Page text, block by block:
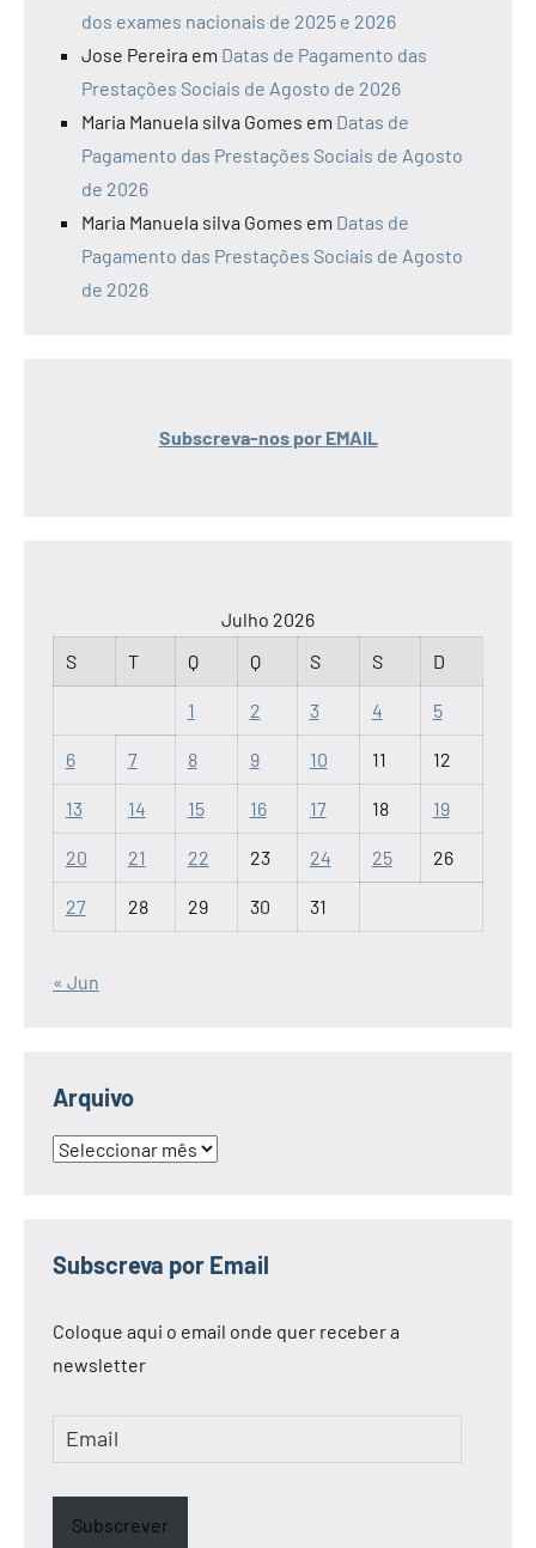
dos exames nacionais de 2025 e 2026
Jose Pereira em Datas de Pagamento das
Prestações Sociais de Agosto de 2026
Maria Manuela silva Gomes em Datas de
Pagamento das Prestações Sociais de Agosto
de 2026
Maria Manuela silva Gomes em Datas de
Pagamento das Prestações Sociais de Agosto
de 2026
Subscreva-nos por EMAIL
Julho 2026
S
T Q Q S S D
1 2 3 4 5
6 7 8 9 10 11 12
13 14 15 16 17 18 19
20 21 22 23 24 25 26
27 28 29 30 31
« Jun
Arquivo
Arquivo
Subscreva por Email
Coloque aqui o email onde quer receber a
newsletter
Email
Subscrever